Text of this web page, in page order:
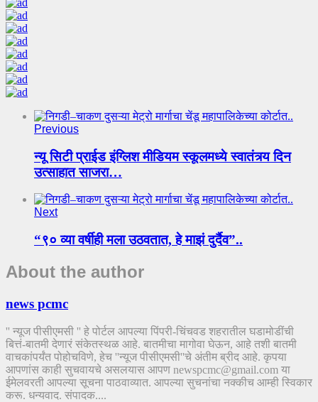
Previous
न्यू सिटी प्राईड इंग्लिश मीडियम स्कूलमध्ये स्वातंत्र्य दिन
उत्साहात साजरा…
Next
“९० व्या वर्षीही मला उठवतात, हे माझं दुर्दैव”..
About the author
news pcmc
'' न्यूज पीसीएमसी '' हे पोर्टल आपल्या पिंपरी-चिंचवड शहरातील घडामोडींची
बित्तं-बातमी देणारं संकेतस्थळ आहे. बातमीचा मागोवा घेऊन, आहे तशी बातमी
वाचकांपर्यंत पोहोचविणे, हेच ''न्यूज पीसीएमसी''चे अंतीम ब्रीद आहे. कृपया
आपणांस काही सुचवायचे असलयास आपण newspcmc@gmail.com या
ईमेलवरती आपल्या सूचना पाठवाव्यात. आपल्या सुचनांचा नक्कीच आम्ही स्विकार
करू. धन्यवाद. संपादक....